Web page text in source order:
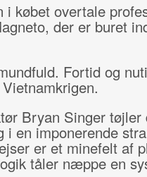
i købet overtale
der er buret
Fortid og
Bryan Singer tøjler
en imponerende
er et minefelt af
tåler næppe en